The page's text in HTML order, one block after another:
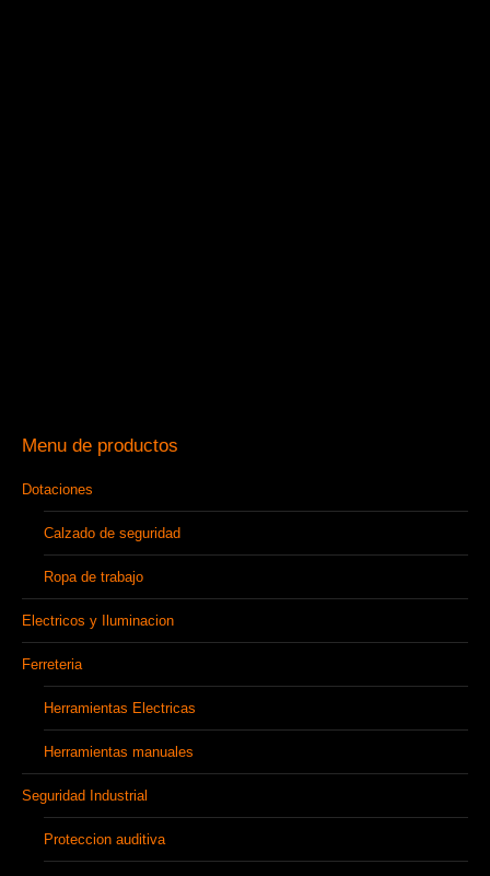
Menu de productos
Dotaciones
Calzado de seguridad
Ropa de trabajo
Electricos y Iluminacion
Ferreteria
Herramientas Electricas
Herramientas manuales
Seguridad Industrial
Proteccion auditiva